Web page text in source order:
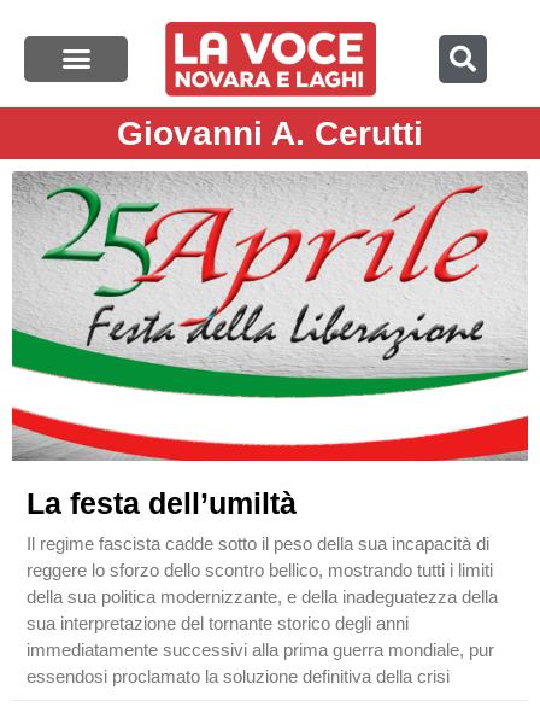
Giovanni A. Cerutti
La festa dell’umiltà
Il regime fascista cadde sotto il peso della sua incapacità di
reggere lo sforzo dello scontro bellico, mostrando tutti i limiti
della sua politica modernizzante, e della inadeguatezza della
sua interpretazione del tornante storico degli anni
immediatamente successivi alla prima guerra mondiale, pur
essendosi proclamato la soluzione definitiva della crisi